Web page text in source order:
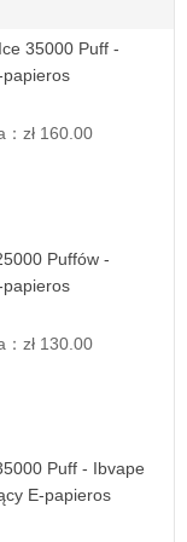
35000 Puff -
papieros
：zł 160.00
Puffów -
papieros
：zł 130.00
Puff - Ibvape
E-papieros